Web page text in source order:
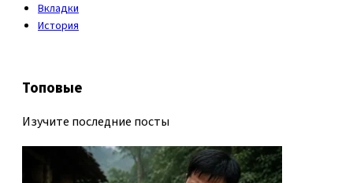
Вкладки
История
Топовые
Изучите последние посты